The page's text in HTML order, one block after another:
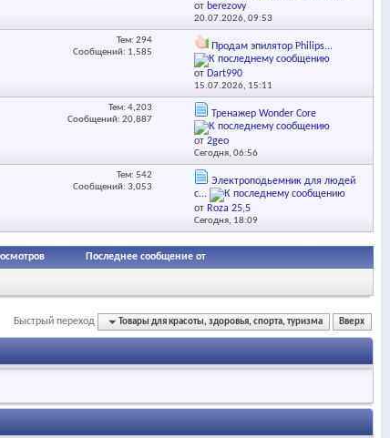
от berezovy
20.07.2026,09:53
Тем: 294
Сообщений: 1,585
Продам эпилятор Philips...
от Dart990
15.07.2026, 15:11
Тем: 4,203
Сообщений: 20,887
Тренажер Wonder Core
от2geo
Сегодня,06:56
Тем: 542
Сообщений: 3,053
Электроподьемник для людей
с...
от Roza 25,5
Сегодня, 18:09
Последнее сообщение от
Быстрый переход Товары для красоты, здоровья, спорта, туризма Вверх